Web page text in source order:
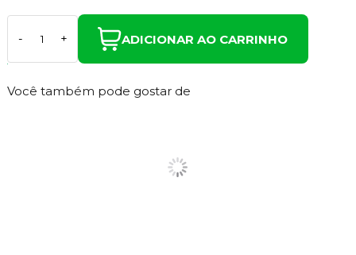
- + ADICIONAR AO CARRINHO
Você também pode gostar de